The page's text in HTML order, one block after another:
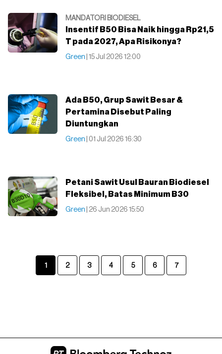
MANDATORI BIODIESEL
Insentif B50 Bisa Naik hingga Rp21,5
T pada 2027, Apa Risikonya?
Green | 15 Jul 2026 12:00
Ada B50, Grup Sawit Besar &
Pertamina Disebut Paling
Diuntungkan
Green | 01 Jul 2026 16:30
Petani Sawit Usul Bauran Biodiesel
Fleksibel, Batas Minimum B30
Green | 26 Jun 2026 15:50
1 2 3 4 5 6 7